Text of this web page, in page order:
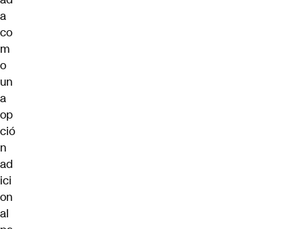
a
co
m
o
un
a
op
ció
n
ad
ici
on
al